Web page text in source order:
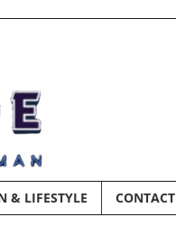
& LIFESTYLE CONTACT